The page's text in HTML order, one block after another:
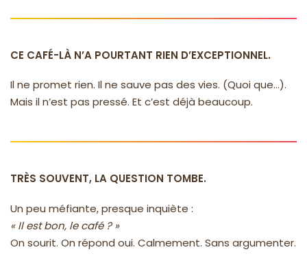
CE CAFÉ-LÀ N’A POURTANT RIEN D’EXCEPTIONNEL.
Il ne promet rien. Il ne sauve pas des vies. (Quoi que...).
Mais il n’est pas pressé. Et c’est déjà beaucoup.
TRÈS SOUVENT, LA QUESTION TOMBE.
Un peu méfiante, presque inquiète :
« Il est bon, le café ? »
On sourit. On répond oui. Calmement. Sans argumenter.